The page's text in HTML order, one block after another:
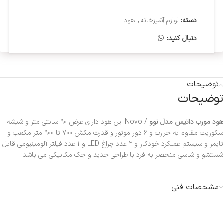
دسته: لوازم آشپزخانه, هود
دنبال کنید:
توضیحات
توضیحات
هود مورب داتیس مدل نوو
/ Novo این هود دارای عرض 90 سانتی متر و شیشه
سکوریت مقاوم به حرارت و 6 دور موتور و قدرت مکش 700 تا 900 متر مکعب و
تایمر و سیستم عملکرد خودکار و 2 عدد چراغ LED و 1 عدد فیلتر آلومینیومی قابل
شستشو و شاسی منحصر به فرد با طراحی جدید و جک مکانیکی می باشد.
مشخصات فنی